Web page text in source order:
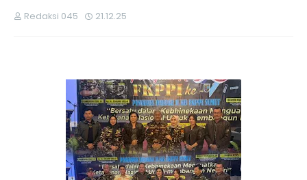
Redaksi 045 21.12.25